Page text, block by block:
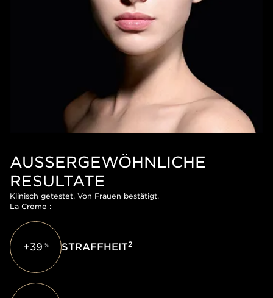
AUSSERGEWÖHNLICHE R
ESULTATE
Klinisch getestet. Von Frauen bestätigt.
La Crème :
+39 % STRAFFHEIT2